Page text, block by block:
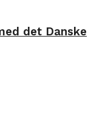
det Danske